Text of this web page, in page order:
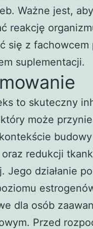
Ważne jest, aby
reakcję
się z fachowcem
suplementacji.
to skuteczny
może
redukcji
Jego działanie
dla osób
Przed